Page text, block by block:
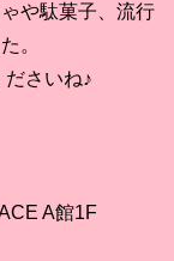
や駄菓子、流行
。
さいね♪
A館1F